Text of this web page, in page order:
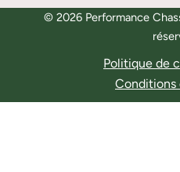
© 2026 Performance
Politique de
Conditions